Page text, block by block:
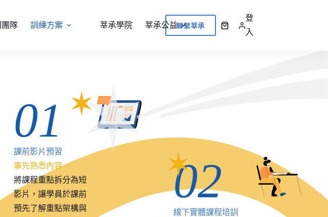
團隊 訓練方案 莘承學院 莘承公益聯繫莘承
登
入
01
課前影片預習
事先熟悉內容
將課程重點拆分為短
影片，讓學員於課前
預先了解重點架構與
02
線下實體課程培訓